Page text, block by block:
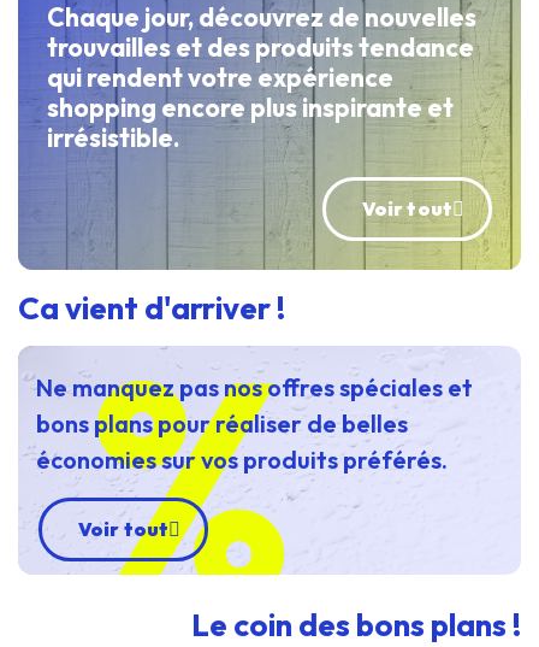
Chaque jour, découvrez de nouvelles
trouvailles et des produits tendance
qui rendent votre expérience
shopping encore plus inspirante et
irrésistible.
Voir tout
Ca vient d'arriver !
Le coin des bons plans !
%
Ne manquez pas nos offres spéciales et
bons plans pour réaliser de belles
économies sur vos produits préférés.
Voir tout